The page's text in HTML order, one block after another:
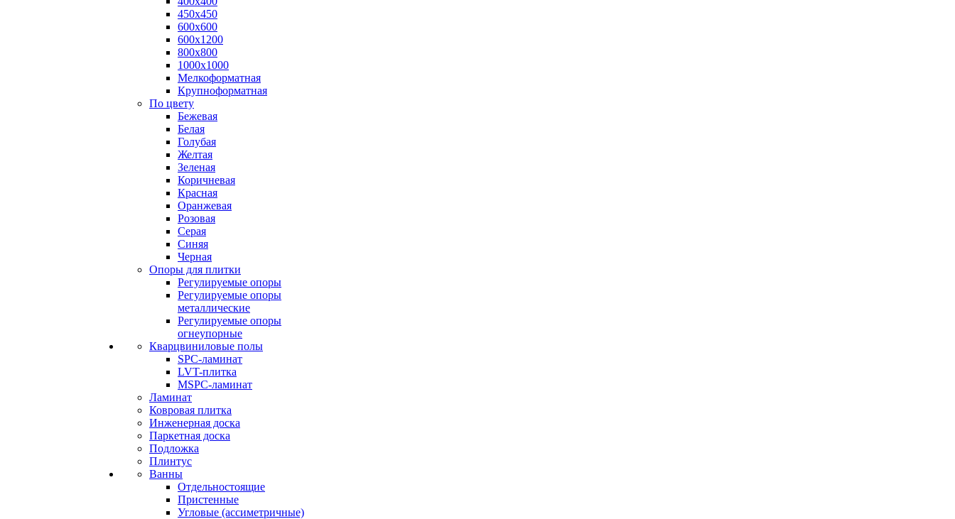
450х450
600х600
600х1200
800х800
1000х1000
Мелкоформатная
Крупноформатная
По цвету
Бежевая
Белая
Голубая
Желтая
Зеленая
Коричневая
Красная
Оранжевая
Розовая
Серая
Синяя
Черная
Опоры для плитки
Регулируемые опоры
Регулируемые опоры
металлические
Регулируемые опоры
огнеупорные
Кварцвиниловые полы
SPC-ламинат
LVT-плитка
MSPC-ламинат
Ламинат
Ковровая плитка
Инженерная доска
Паркетная доска
Подложка
Плинтус
Ванны
Отдельностоящие
Пристенные
Угловые (ассиметричные)